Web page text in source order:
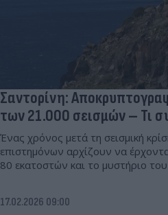
Σαντορίνη:
των 21.000 σεισμών – Τι
Ένας χρόνος μετά τη σεισμική
επιστημόνων αρχίζουν να
80 εκατοστών και το μυστήριο
17.02.2026 09:00